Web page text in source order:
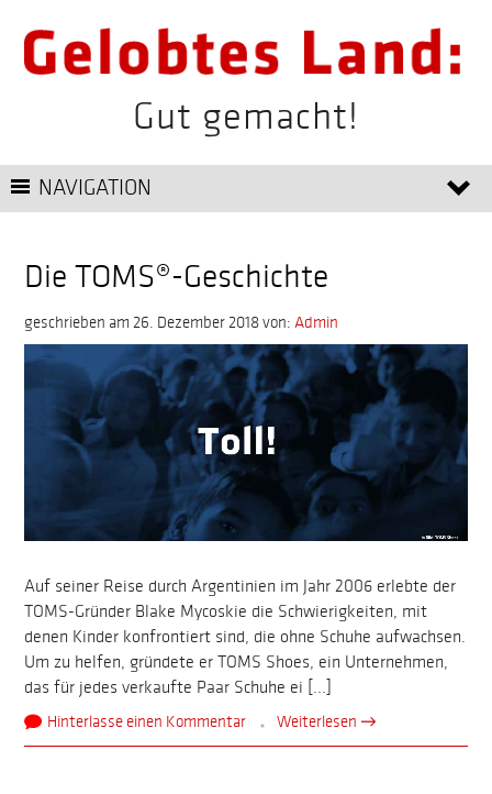
Gut gemacht!
NAVIGATION
Die TOMS®-Geschichte
geschrieben am 26. Dezember 2018 von: Admin
Auf seiner Reise durch Argentinien im Jahr 2006 erlebte der
TOMS-Gründer Blake Mycoskie die Schwierigkeiten, mit
denen Kinder konfrontiert sind, die ohne Schuhe aufwachsen.
Um zu helfen, gründete er TOMS Shoes, ein Unternehmen,
das für jedes verkaufte Paar Schuhe ei [...]
Hinterlasse einen Kommentar Weiterlesen →